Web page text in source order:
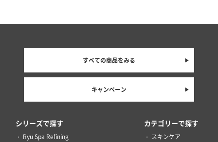
すべての商品をみる
キャンペーン
シリーズで探す
Ryu Spa Refining
カテゴリーで探す
スキンケア